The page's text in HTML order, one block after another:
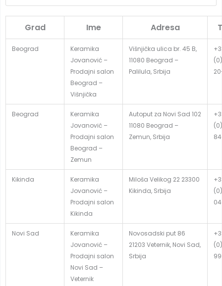
Grad Ime Adresa
Beograd
Keramika
Jovanović –
Prodajni salon
Beograd –
Višnjička
Višnjička ulica br. 45 B,
11080 Beograd –
Palilula, Srbija
Beograd
Keramika
Jovanović –
Prodajni salon
Beograd –
Zemun
Autoput za Novi Sad 102
11080 Beograd –
Zemun, Srbija
Kikinda
Keramika
Jovanović –
Prodajni salon
Kikinda
Miloša Velikog 22 23300
Kikinda, Srbija
Novi Sad
Keramika
Jovanović –
Prodajni salon
Novi Sad –
Veternik
Novosadski put 86
21203 Veternik, Novi Sad,
Srbija